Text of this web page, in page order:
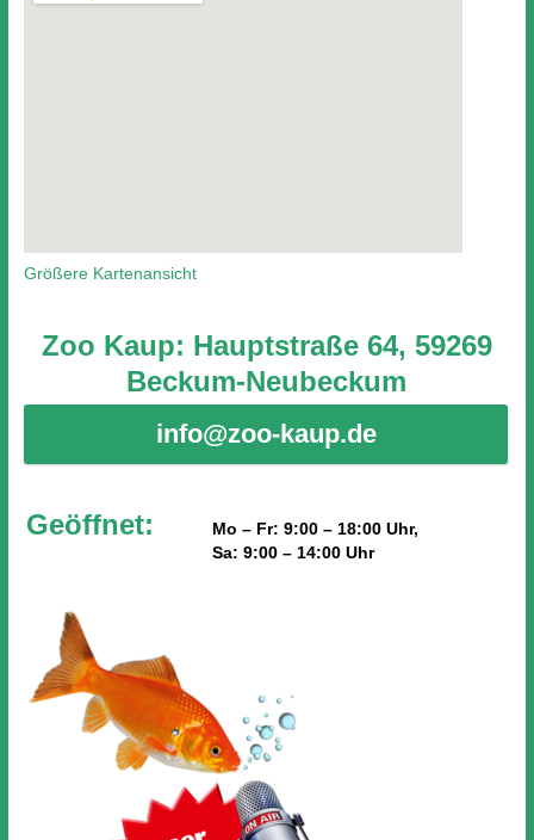
Größere Kartenansicht
Zoo Kaup: Hauptstraße 64, 59269
Beckum-Neubeckum
info@zoo-kaup.de
Geöffnet:
Mo – Fr: 9:00 – 18:00 Uhr,
Sa: 9:00 – 14:00 Uhr